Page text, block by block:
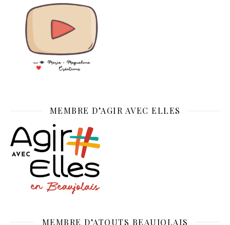
MEMBRE D’AGIR AVEC ELLES
MEMBRE D’ATOUTS BEAUJOLAIS